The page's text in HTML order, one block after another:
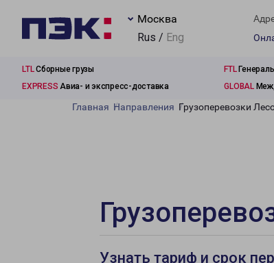
Москва
Rus / Eng
LTLСборные грузы FTL
EXPRESS Авиа- и экспресс-доставка GLOBAL
Главная Направления Грузоперевозки
Узнать тариф и срок